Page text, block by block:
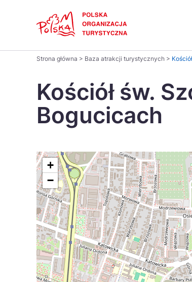
Pomysł na...
Regiony
Parki narodowe
Gastronomia i kuchnia
na
stronie
Україна
Strona główna > Baza atrakcji turystycznych >
Kościół św.
Bogucicach
+
−